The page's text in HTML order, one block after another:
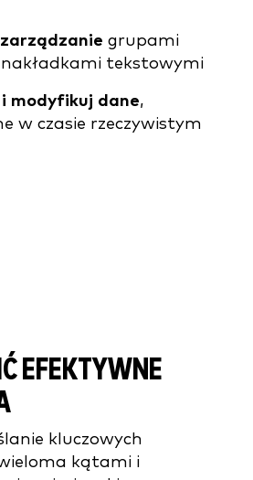
grupami
nakładkami tekstowymi
modyfikuj dane,
w czasie rzeczywistym
EFEKTYWNE
kluczowych
kątami i